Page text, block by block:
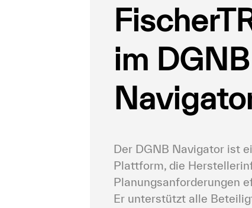
im DGNB
Der DGNB Navigator ist
Plattform, die
Planungsanforderungen
Er unterstützt alle